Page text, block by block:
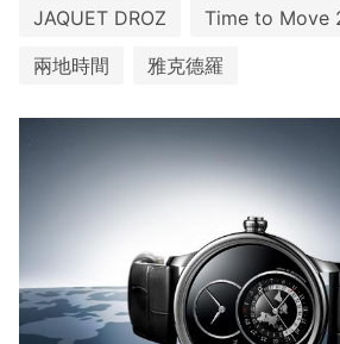
JAQUET DROZ
Time to Move
兩地時間
雅克德羅